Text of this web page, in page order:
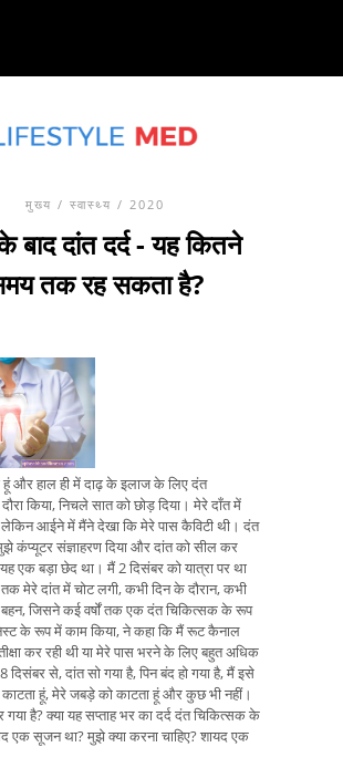
मुख्य / स्वास्थ्य / 2020
बाद दांत दर्द - यह कितने
तक रह सकता है?
और हाल ही में दाढ़ के इलाज के लिए दंत
किया, निचले सात को छोड़ दिया। मेरे दाँत में
लेकिन आईने में मैंने देखा कि मेरे पास कैविटी थी। दंत
कंप्यूटर संज्ञाहरण दिया और दांत को सील कर
एक बड़ा छेद था। मैं 2 दिसंबर को यात्रा पर था
मेरे दांत में चोट लगी, कभी दिन के दौरान, कभी
बहन, जिसने कई वर्षों तक एक दंत चिकित्सक के रूप
के रूप में काम किया, ने कहा कि मैं रूट कैनाल
कर रही थी या मेरे पास भरने के लिए बहुत अधिक
दिसंबर से, दांत सो गया है, पिन बंद हो गया है, मैं इसे
हूं, मेरे जबड़े को काटता हूं और कुछ भी नहीं।
गया है? क्या यह सप्ताह भर का दर्द दंत चिकित्सक के
एक सूजन था? मुझे क्या करना चाहिए? शायद एक